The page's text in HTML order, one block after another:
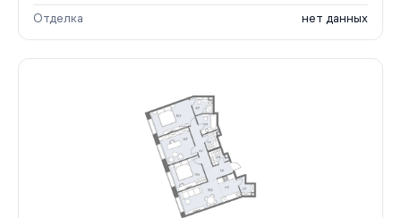
Отделка
нет данных